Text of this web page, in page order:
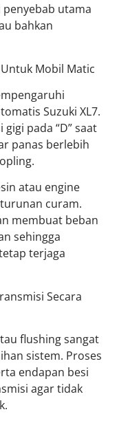
utama
bahkan
Mobil Matic
Suzuki XL7.
pada “D” saat
panas berlebih
atau engine
curam.
membuat beban
sehingga
terjaga
Secara
flushing sangat
sistem. Proses
endapan besi
agar tidak